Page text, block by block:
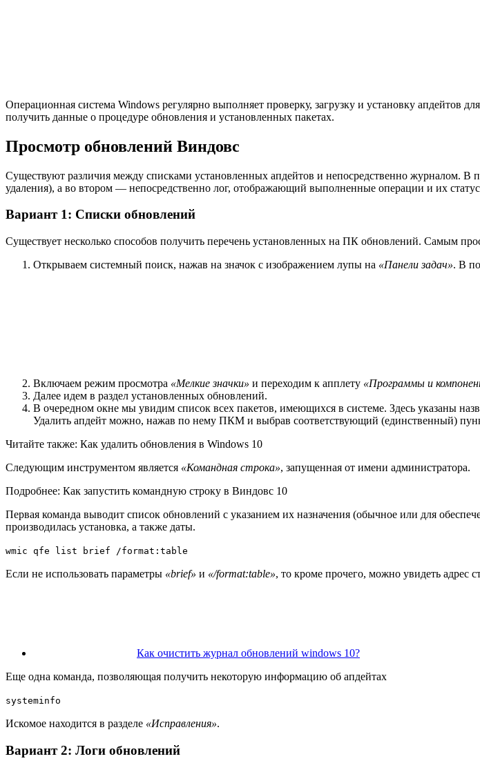
Операционная система Windows регулярно выполняет проверку, загрузку и установку
получить данные о процедуре обновления и установленных пакетах.
Просмотр обновлений Виндовс
Существуют различия между списками установленных апдейтов и непосредственно журналом.
удаления), а во втором — непосредственно лог, отображающий выполненные операции и их
Вариант 1: Списки обновлений
Существует несколько способов получить перечень установленных на ПК обновлений. Самым
Открываем системный поиск, нажав на значок с изображением лупы на «Панели задач». В
Включаем режим просмотра «Мелкие значки» и переходим к апплету «Программы и
Далее идем в раздел установленных обновлений.
В очередном окне мы увидим список всех пакетов, имеющихся в системе. Здесь указаны
Удалить апдейт можно, нажав по нему ПКМ и выбрав соответствующий (единственный)
Читайте также: Как удалить обновления в Windows 10
Следующим инструментом является «Командная строка», запущенная от имени администратора.
Подробнее: Как запустить командную строку в Виндовс 10
Первая команда выводит список обновлений с указанием их назначения (обычное или для
производилась установка, а также даты.
wmic qfe list brief /format:table
Если не использовать параметры «brief» и «/format:table», то кроме прочего, можно увидеть адрес
Как очистить журнал обновлений windows 10?
Еще одна команда, позволяющая получить некоторую информацию об апдейтах
systeminfo
Искомое находится в разделе «Исправления».
Вариант 2: Логи обновлений